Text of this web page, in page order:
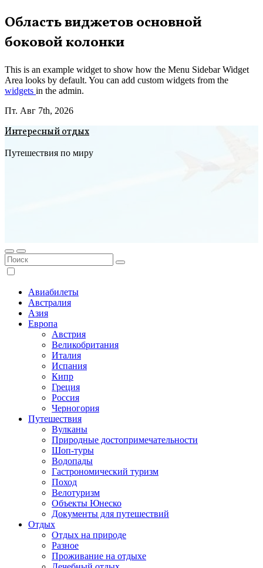
Перейти
к
содержимому
Область виджетов основной
боковой колонки
This is an example widget to show how the Menu Sidebar Widget
Area looks by default. You can add custom widgets from the
widgets in the admin.
Пт. Авг 7th, 2026
Интересный отдых
Путешествия по миру
Авиабилеты
Австралия
Азия
Европа
Австрия
Великобритания
Италия
Испания
Кипр
Греция
Россия
Черногория
Путешествия
Вулканы
Природные достопримечательности
Шоп-туры
Водопады
Гастрономический туризм
Поход
Велотуризм
Объекты Юнеско
Документы для путешествий
Отдых
Отдых на природе
Разное
Проживание на отдыхе